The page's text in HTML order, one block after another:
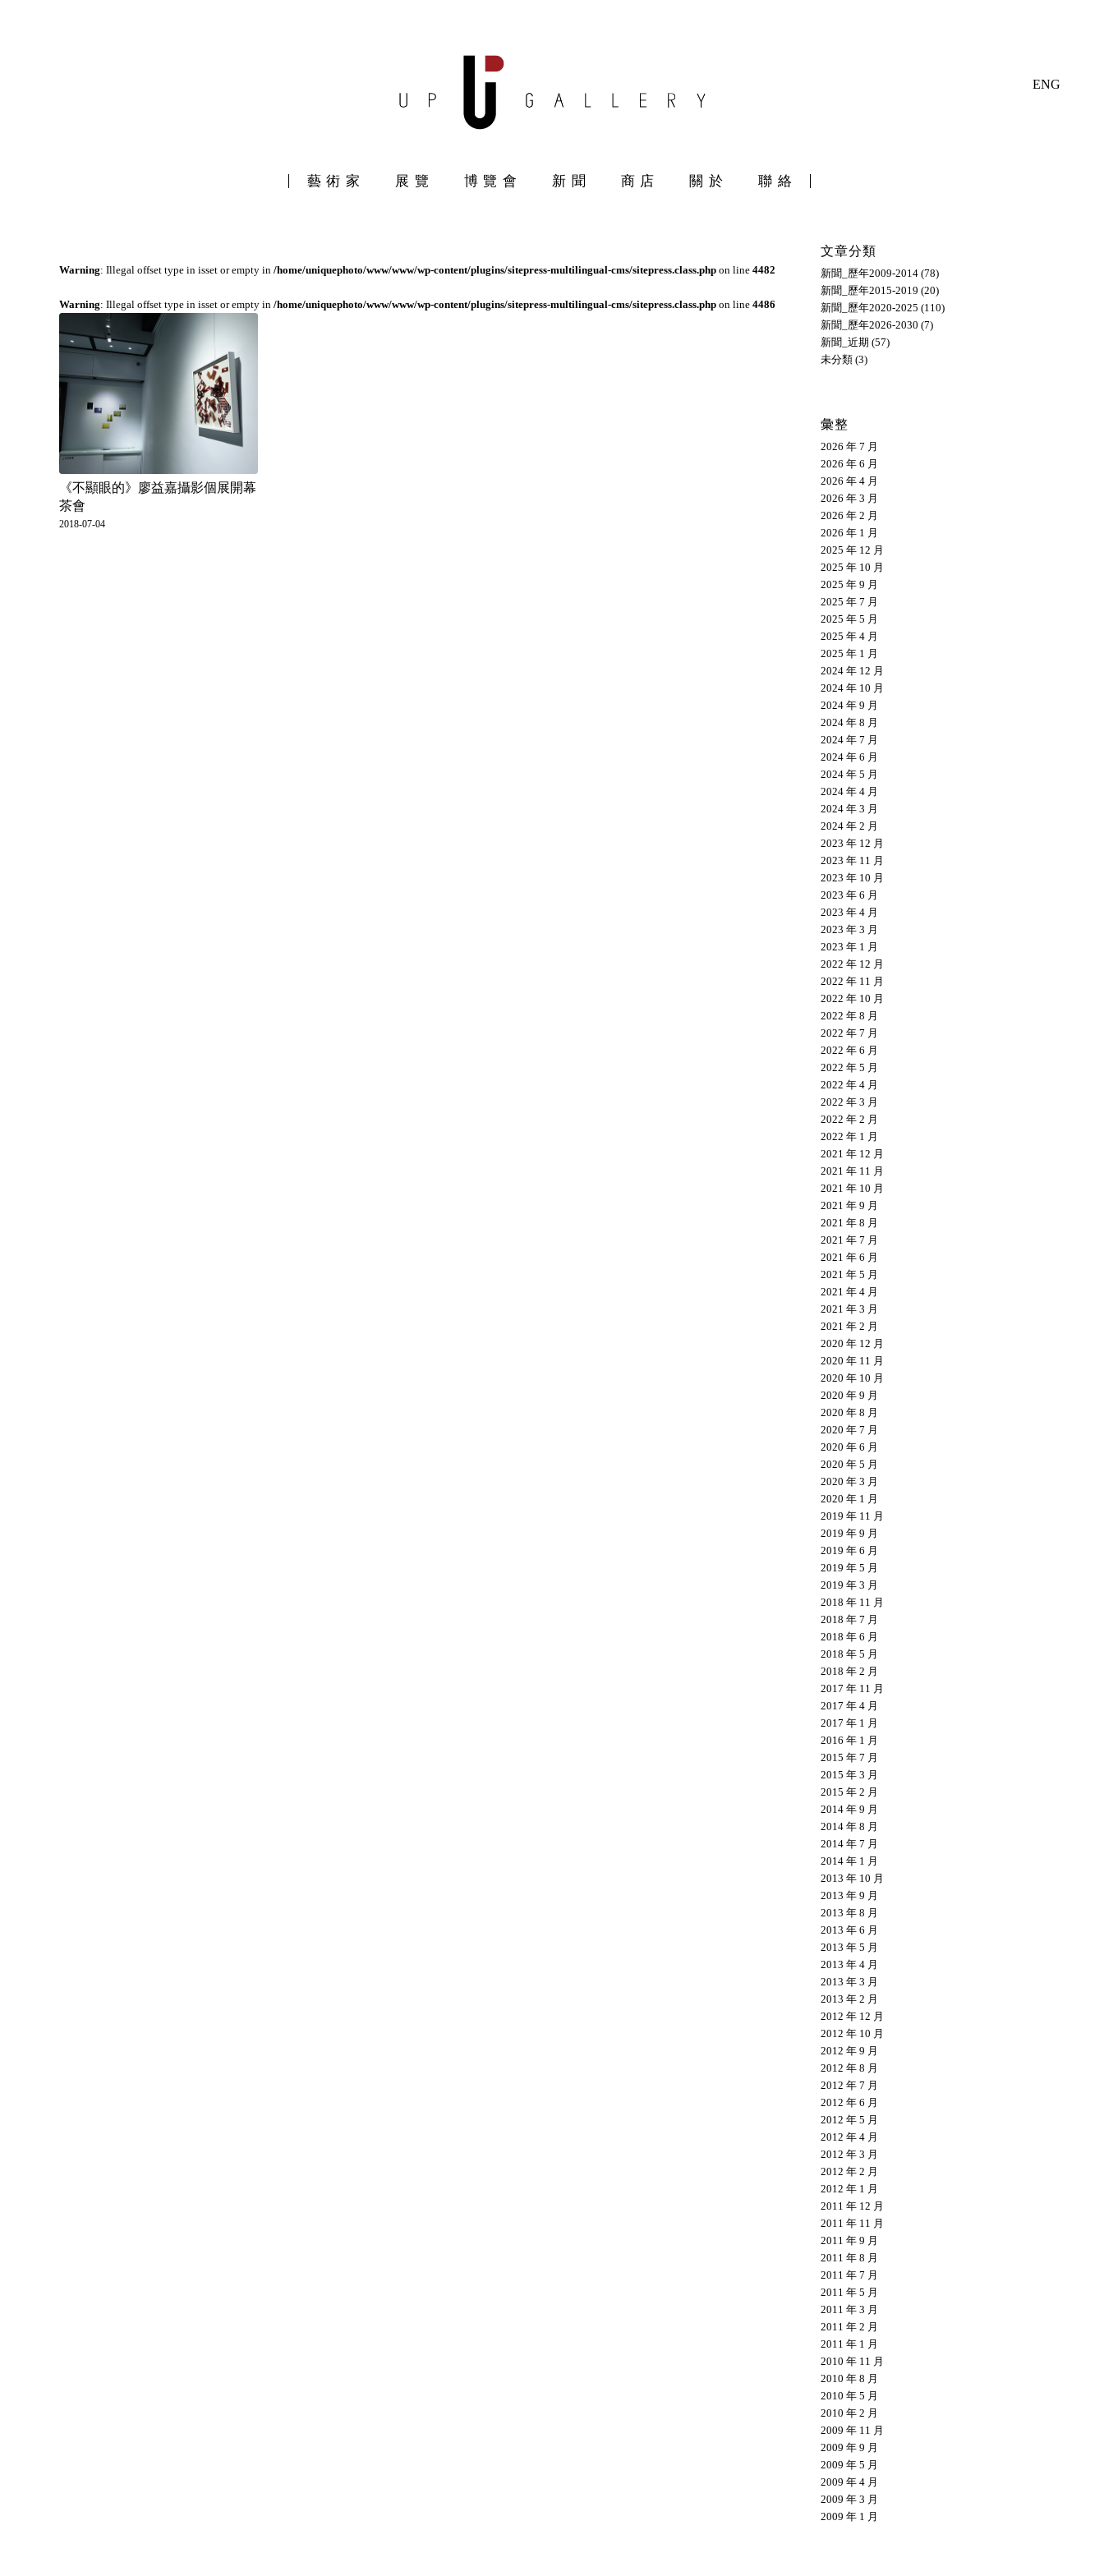
ENG
藝術家 展覽 博覽會 新聞 商店 關於 聯絡
Warning: Illegal offset type in isset or empty in /home/uniquephoto/www/www/wp-content/plugins/sitepress-multilingual-cms/sitepress.class.php on line 4482
Warning: Illegal offset type in isset or empty in /home/uniquephoto/www/www/wp-content/plugins/sitepress-multilingual-cms/sitepress.class.php on line 4486
《不顯眼的》廖益嘉攝影個展開幕
茶會
2018-07-04
文章分類
新聞_歷年2009-2014 (78)
新聞_歷年2015-2019 (20)
新聞_歷年2020-2025 (110)
新聞_歷年2026-2030 (7)
新聞_近期 (57)
未分類 (3)
彙整
2026 年 7 月
2026 年 6 月
2026 年 4 月
2026 年 3 月
2026 年 2 月
2026 年 1 月
2025 年 12 月
2025 年 10 月
2025 年 9 月
2025 年 7 月
2025 年 5 月
2025 年 4 月
2025 年 1 月
2024 年 12 月
2024 年 10 月
2024 年 9 月
2024 年 8 月
2024 年 7 月
2024 年 6 月
2024 年 5 月
2024 年 4 月
2024 年 3 月
2024 年 2 月
2023 年 12 月
2023 年 11 月
2023 年 10 月
2023 年 6 月
2023 年 4 月
2023 年 3 月
2023 年 1 月
2022 年 12 月
2022 年 11 月
2022 年 10 月
2022 年 8 月
2022 年 7 月
2022 年 6 月
2022 年 5 月
2022 年 4 月
2022 年 3 月
2022 年 2 月
2022 年 1 月
2021 年 12 月
2021 年 11 月
2021 年 10 月
2021 年 9 月
2021 年 8 月
2021 年 7 月
2021 年 6 月
2021 年 5 月
2021 年 4 月
2021 年 3 月
2021 年 2 月
2020 年 12 月
2020 年 11 月
2020 年 10 月
2020 年 9 月
2020 年 8 月
2020 年 7 月
2020 年 6 月
2020 年 5 月
2020 年 3 月
2020 年 1 月
2019 年 11 月
2019 年 9 月
2019 年 6 月
2019 年 5 月
2019 年 3 月
2018 年 11 月
2018 年 7 月
2018 年 6 月
2018 年 5 月
2018 年 2 月
2017 年 11 月
2017 年 4 月
2017 年 1 月
2016 年 1 月
2015 年 7 月
2015 年 3 月
2015 年 2 月
2014 年 9 月
2014 年 8 月
2014 年 7 月
2014 年 1 月
2013 年 10 月
2013 年 9 月
2013 年 8 月
2013 年 6 月
2013 年 5 月
2013 年 4 月
2013 年 3 月
2013 年 2 月
2012 年 12 月
2012 年 10 月
2012 年 9 月
2012 年 8 月
2012 年 7 月
2012 年 6 月
2012 年 5 月
2012 年 4 月
2012 年 3 月
2012 年 2 月
2012 年 1 月
2011 年 12 月
2011 年 11 月
2011 年 9 月
2011 年 8 月
2011 年 7 月
2011 年 5 月
2011 年 3 月
2011 年 2 月
2011 年 1 月
2010 年 11 月
2010 年 8 月
2010 年 5 月
2010 年 2 月
2009 年 11 月
2009 年 9 月
2009 年 5 月
2009 年 4 月
2009 年 3 月
2009 年 1 月